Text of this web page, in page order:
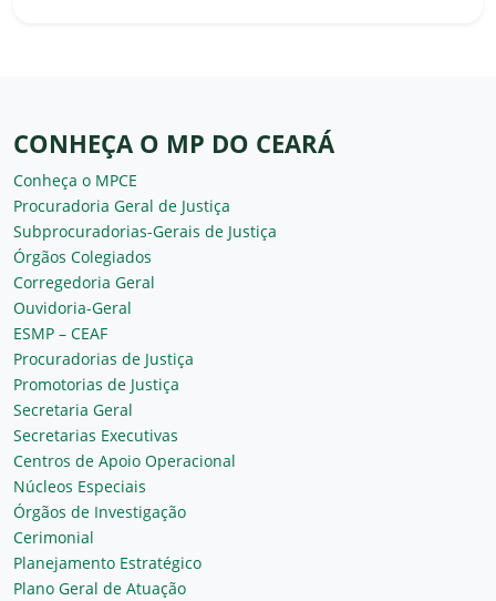
CONHEÇA O MP DO CEARÁ
Conheça o MPCE
Procuradoria Geral de Justiça
Subprocuradorias-Gerais de Justiça
Órgãos Colegiados
Corregedoria Geral
Ouvidoria-Geral
ESMP – CEAF
Procuradorias de Justiça
Promotorias de Justiça
Secretaria Geral
Secretarias Executivas
Centros de Apoio Operacional
Núcleos Especiais
Órgãos de Investigação
Cerimonial
Planejamento Estratégico
Plano Geral de Atuação